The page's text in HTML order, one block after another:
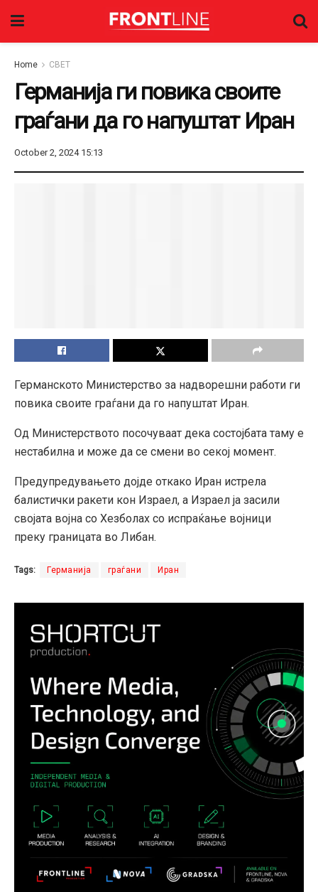
Home СВЕТ
Германија ги повика своите
граѓани да го напуштат Иран
October 2, 2024 15:13
Германското Министерство за надворешни работи ги
повика своите граѓани да го напуштат Иран.
Од Министерството посочуваат дека состојбата таму е
нестабилна и може да се смени во секој момент.
Предупредувањето дојде откако Иран истрела
балистички ракети кон Израел, а Израел ја засили
својата војна со Хезболах со испраќање војници
преку границата во Либан.
Tags: Германија граѓани Иран